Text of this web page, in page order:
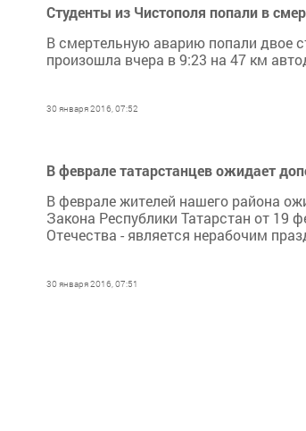
Студенты из Чистополя попали в
В смертельную аварию попали двое
произошла вчера в 9:23 на 47 км
30 января 2016, 07:52
В феврале татарстанцев ожидает
В феврале жителей нашего района
Закона Республики Татарстан от 19
Отечества - является нерабочим
30 января 2016, 07:51